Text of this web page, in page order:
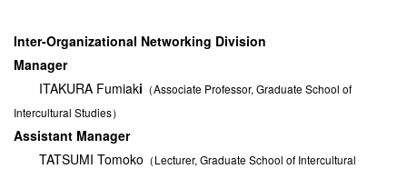
Inter-Organizational Networking Division
Manager
ITAKURA Fumiaki （Associate Professor, Graduate School of
Intercultural Studies）
Assistant Manager
TATSUMI Tomoko （Lecturer, Graduate School of Intercultural